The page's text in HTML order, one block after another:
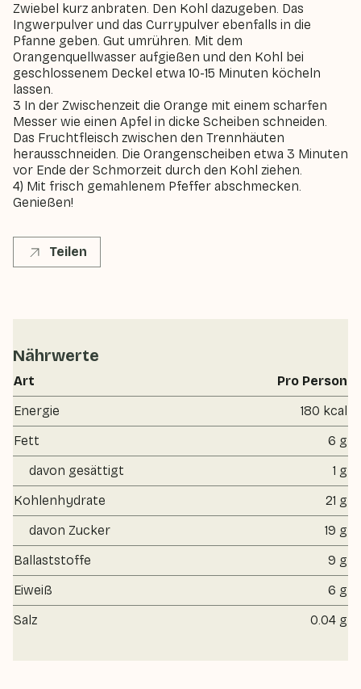
Zwiebel kurz anbraten. Den Kohl dazugeben. Das
Ingwerpulver und das Currypulver ebenfalls in die
Pfanne geben. Gut umrühren. Mit dem
Orangenquellwasser aufgießen und den Kohl bei
geschlossenem Deckel etwa 10-15 Minuten köcheln
lassen.
3 In der Zwischenzeit die Orange mit einem scharfen
Messer wie einen Apfel in dicke Scheiben schneiden.
Das Fruchtfleisch zwischen den Trennhäuten
herausschneiden. Die Orangenscheiben etwa 3 Minuten
vor Ende der Schmorzeit durch den Kohl ziehen.
4) Mit frisch gemahlenem Pfeffer abschmecken.
Genießen!
Teilen
Nährwerte
Art
Pro Person
Energie
180 kcal
Fett
6 g
davon gesättigt
1 g
Kohlenhydrate
21 g
davon Zucker
19 g
Ballaststoffe
9 g
Eiweiß
6 g
Salz
0.04 g